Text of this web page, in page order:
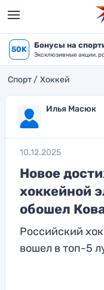
50K Бонусы на
Эксклюзивные акции,
Спорт Хоккей
Илья Масюк
10.12.2025
Новое
хоккейной
обошел
Российский
вошел в топ-5